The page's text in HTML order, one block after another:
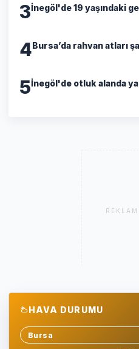
3İnegöl'de 19 yaşındaki
4Bursa’da rahvan atları
5İnegöl'de otluk alanda
HAVA DURUMU
Sehir sec